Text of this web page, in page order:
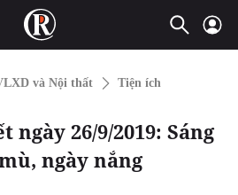
và Nội thất Tiện ích
26/9/2019: Sáng
ngày nắng